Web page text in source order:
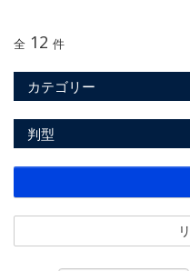
全 12 件
カテゴリー
判型